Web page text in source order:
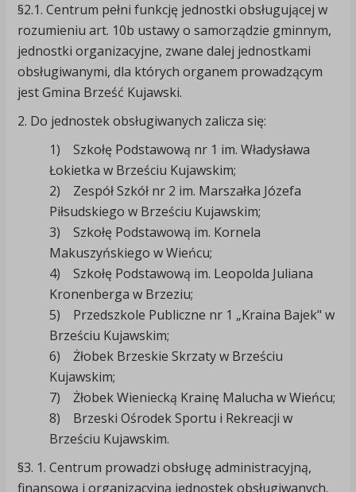
§2.1. Centrum pełni funkcję jednostki obsługującej w
rozumieniu art. 10b ustawy o samorządzie gminnym,
jednostki organizacyjne, zwane dalej jednostkami
obsługiwanymi, dla których organem prowadzącym
jest Gmina Brześć Kujawski.
2. Do jednostek obsługiwanych zalicza się:
1) Szkołę Podstawową nr 1 im. Władysława
Łokietka w Brześciu Kujawskim;
2) Zespół Szkół nr 2 im. Marszałka Józefa
Piłsudskiego w Brześciu Kujawskim;
3) Szkołę Podstawową im. Kornela
Makuszyńskiego w Wieńcu;
4) Szkołę Podstawową im. Leopolda Juliana
Kronenberga w Brzeziu;
5) Przedszkole Publiczne nr 1 „Kraina Bajek" w
Brześciu Kujawskim;
6) Żłobek Brzeskie Skrzaty w Brześciu
Kujawskim;
7) Żłobek Wieniecką Krainę Malucha w Wieńcu;
8) Brzeski Ośrodek Sportu i Rekreacji w
Brześciu Kujawskim.
§3. 1. Centrum prowadzi obsługę administracyjną,
finansową i organizacyjną jednostek obsługiwanych.